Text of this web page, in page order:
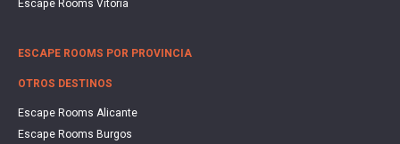
Escape Rooms Vitoria
ESCAPE ROOMS POR PROVINCIA
OTROS DESTINOS
Escape Rooms Alicante
Escape Rooms Burgos